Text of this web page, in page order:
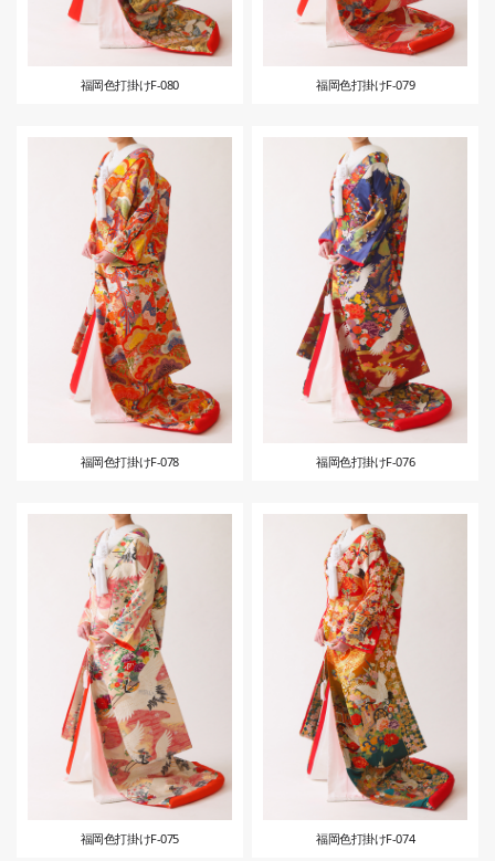
福岡色打掛けF-080 福岡色打掛けF-079
福岡色打掛けF-078 福岡色打掛けF-076
福岡色打掛けF-075 福岡色打掛けF-074